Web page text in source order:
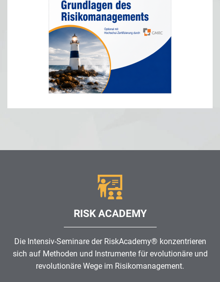
RISK ACADEMY
Die Intensiv-Seminare der RiskAcademy® konzentrieren
sich auf Methoden und Instrumente für evolutionäre und
revolutionäre Wege im Risikomanagement.